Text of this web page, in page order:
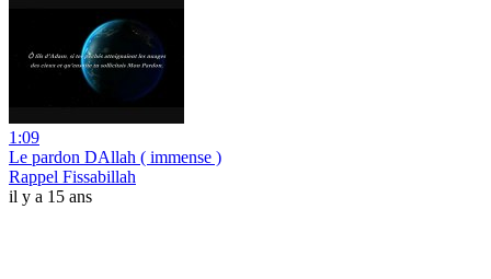
1:09
Le pardon DAllah ( immense )
Rappel Fissabillah
il y a 15 ans